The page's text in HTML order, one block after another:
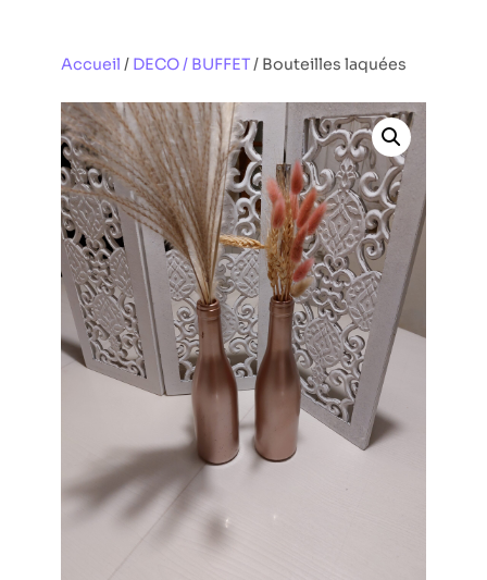
contenuAccueil / DECO / BUFFET/ Bouteilles laquées